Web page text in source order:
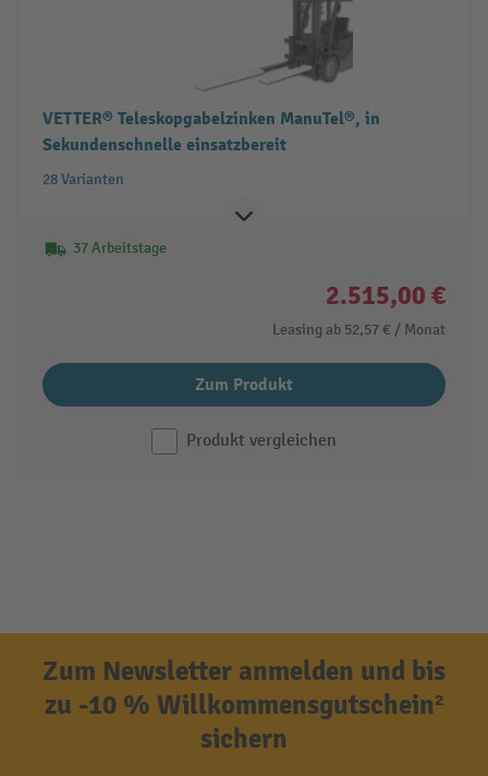
VETTER® Teleskopgabelzinken ManuTel®, in
Sekundenschnelle einsatzbereit
28 Varianten
37 Arbeitstage
2.515,00 €
Leasing ab 52,57 € / Monat
Zum Produkt
Produkt vergleichen
Zum Newsletter anmelden und bis
zu -10 % Willkommensgutschein²
sichern